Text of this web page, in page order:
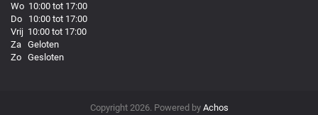
Wo 10:00 tot 17:00
Do 10:00 tot 17:00
Vrij 10:00 tot 17:00
Za Geloten
Zo Gesloten
Copyright 2026. Powered by Achos